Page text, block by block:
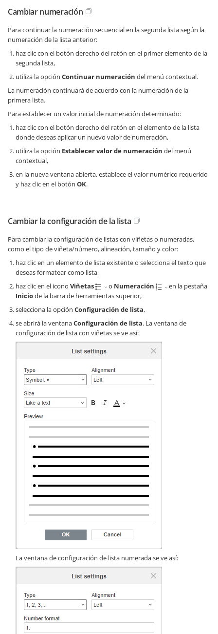
Cambiar numeración
Para continuar la numeración secuencial en la segunda lista según la
numeración de la lista anterior:
haz clic con el botón derecho del ratón en el primer elemento de la
segunda lista,
utiliza la opción Continuar numeración del menú contextual.
La numeración continuará de acuerdo con la numeración de la
primera lista.
Para establecer un valor inicial de numeración determinado:
haz clic con el botón derecho del ratón en el elemento de la lista
donde deseas aplicar un nuevo valor de numeración,
utiliza la opción Establecer valor de numeración del menú
contextual,
en la nueva ventana abierta, establece el valor numérico requerido
y haz clic en el botón OK.
Cambiar la configuración de la lista
Para cambiar la configuración de listas con viñetas o numeradas,
como el tipo de viñeta/número, alineación, tamaño y color:
haz clic en un elemento de lista existente o selecciona el texto que
deseas formatear como lista,
haz clic en el icono Viñetas o Numeración
en la pestaña
Iniciode la barra de herramientas superior,
selecciona la opción Configuración de lista,
se abrirá la ventanaConfiguración de lista. La ventana de
configuración de lista con viñetas se ve así:
La ventana de configuración de lista numerada se ve así: